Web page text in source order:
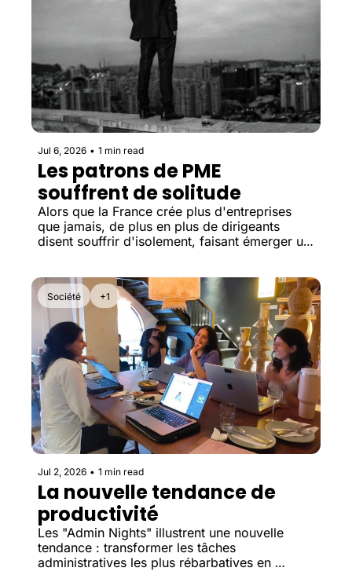
Jul 6, 2026 • 1 min read
Les patrons de PME
souffrent de solitude
Alors que la France crée plus d'entreprises
que jamais, de plus en plus de dirigeants
disent souffrir d'isolement, faisant émerger un
Société +1
Jul 2, 2026 • 1 min read
La nouvelle tendance de
productivité
Les "Admin Nights" illustrent une nouvelle
tendance : transformer les tâches
administratives les plus rébarbatives en